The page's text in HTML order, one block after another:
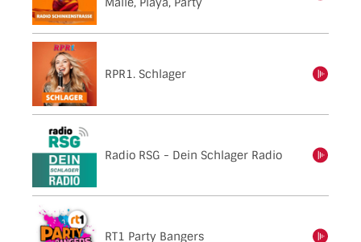
RPR1. Schlager
Radio RSG - Dein Schlager Radio
einschalten
RT1 Party Bangers